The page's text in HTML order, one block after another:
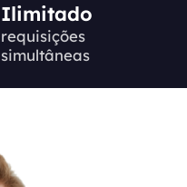
Ilimitado
requisições
simultâneas